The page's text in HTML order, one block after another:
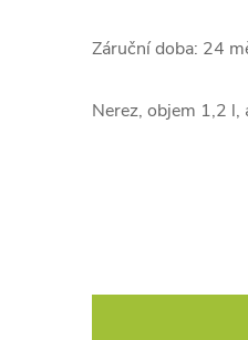
Záruční doba: 24
Nerez, objem 1,2